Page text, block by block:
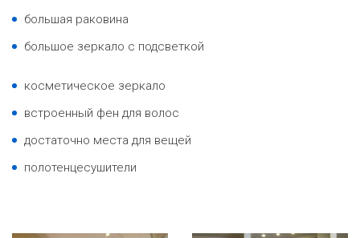
большая раковина
большое зеркало с подсветкой
косметическое зеркало
встроенный фен для волос
достаточно места для вещей
полотенцесушители